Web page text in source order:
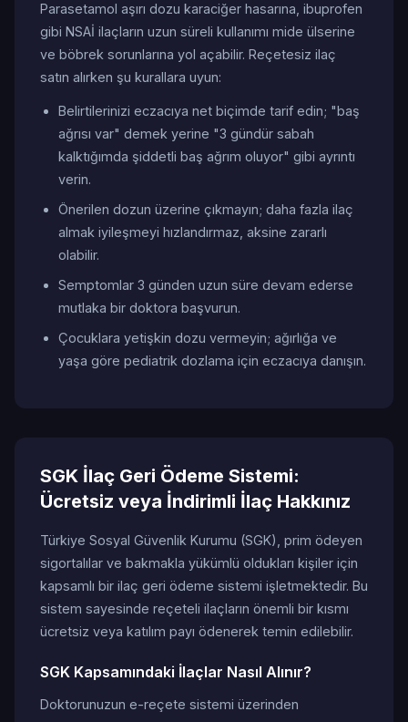
Parasetamol aşırı dozu karaciğer hasarına, ibuprofen
gibi NSAİ ilaçların uzun süreli kullanımı mide ülserine
ve böbrek sorunlarına yol açabilir. Reçetesiz ilaç
satın alırken şu kurallara uyun:
Belirtilerinizi eczacıya net biçimde tarif edin; "baş
ağrısı var" demek yerine "3 gündür sabah
kalktığımda şiddetli baş ağrım oluyor" gibi ayrıntı
verin.
Önerilen dozun üzerine çıkmayın; daha fazla ilaç
almak iyileşmeyi hızlandırmaz, aksine zararlı
olabilir.
Semptomlar 3 günden uzun süre devam ederse
mutlaka bir doktora başvurun.
Çocuklara yetişkin dozu vermeyin; ağırlığa ve
yaşa göre pediatrik dozlama için eczacıya danışın.
SGK İlaç Geri Ödeme Sistemi:
Ücretsiz veya İndirimli İlaç Hakkınız
Türkiye Sosyal Güvenlik Kurumu (SGK), prim ödeyen
sigortalılar ve bakmakla yükümlü oldukları kişiler için
kapsamlı bir ilaç geri ödeme sistemi işletmektedir. Bu
sistem sayesinde reçeteli ilaçların önemli bir kısmı
ücretsiz veya katılım payı ödenerek temin edilebilir.
SGK Kapsamındaki İlaçlar Nasıl Alınır?
Doktorunuzun e-reçete sistemi üzerinden